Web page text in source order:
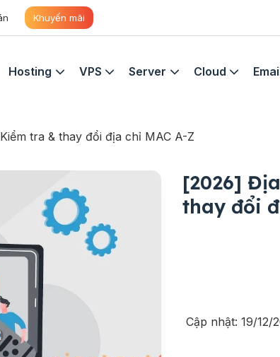
Khuyến mãi
Hosting VPS Server Cloud
tra & thay đổi địa chỉ MAC A-Z
[2026]
thay đổi
Cập nhật: 19/12/